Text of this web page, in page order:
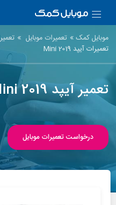
موبایل کمک تعمیرات موبایل
تعمیرات آیپد Mini 2019
تعمیر آیپد Mini 2019 در موبایل کمک
درخواست تعمیرات موبایل